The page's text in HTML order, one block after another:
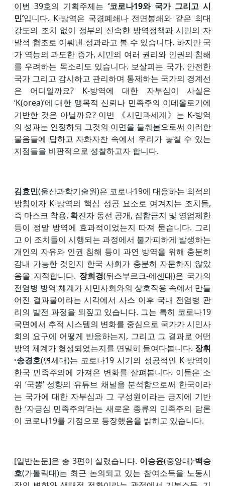
이번 39호의 기획주제는 ‘코로나19와 국가 그리고 시
민’입니다. K-방역은 국경폐쇄나 전면봉쇄와 같은 최대
강도의 조치 없이 정부의 신속한 방역정책과 시민의 자
발적 협조로 이뤄낸 성과라고 볼 수 있습니다. 하지만 국
가 역능의 과도한 증가, 시민의 여러 권리와 인권의 침해
를 우려하는 목소리도 있습니다. 보살피는 국가, 안전한
국가 그리고 감시하고 관리하며 통제하는 국가의 경계선
은 어디일까요? K-방역에 대한 자부심이 사실은
‘K(orea)’에 대한 맹목적 신뢰나 민족주의 이데올로기에
기반한 것은 아닐까요? 이번 《시민과세계》는 K-방역
의 성과는 인정하되 그것의 이면을 들춰봄으로써 이러한
물음들에 답하고 자화자찬 속에서 우리가 놓칠 수 있는
지점들을 비판적으로 성찰하고자 합니다.
김효민(울산과학기술원)은 코로나19에 대응하는 최적의
방침이자 K-방역의 핵심 성공 요소로 여겨지는 조치들,
즉 마스크 착용, 확진자 동선 공개, 집합금지 및 영업제한
등이 정말 방역에 효과적이었는지 따져 묻습니다. 그리
고 이 조치들이 시행되는 과정에서 불가피하게 발생하는
개인의 자유와 인권 침해 등이 과연 방역을 위해 충분히
감내 가능한 것인지 한국 사회가 충분히 자문하지 않았
음을 지적합니다. 장희경(뒤스부르크-에센대)은 국가의
전염병 방역 체계가 시민사회와의 상호작용 속에서 만들
어진 결과물이라는 시각에서 사스 이후 국내 전염병 관
리의 발전 과정을 되짚고 있습니다. 그는 특히 코로나19
국면에서 추적 시스템의 변화를 중심으로 국가가 시민사
회의 요구에 어떻게 반응하는지, 그리고 그 결과로 어떤
방역 체계가 형성되었는지를 면밀히 들여다봅니다. 장휘
·송경호(연세대)는 코로나19 시기의 성공적인 K-방역이
한국 민족주의에 가져온 변화를 살펴봅니다. 이들은 소
위 ‘국뽕’ 성향의 유튜브 채널을 분석함으로써 한국이라
는 국가에 대한 자부심과 그 구성원이라는 긍지에 기반
한 ‘자긍심 민족주의’라는 새로운 종류의 민족주의 담론
이 코로나19를 기점으로 등장했음을 밝히고 있습니다.
[일반논문]은 총 3편이 실렸습니다. 이승윤(중앙대)·백승
호(가톨릭대)는 최근 논의되고 있는 참여소득을 노동시